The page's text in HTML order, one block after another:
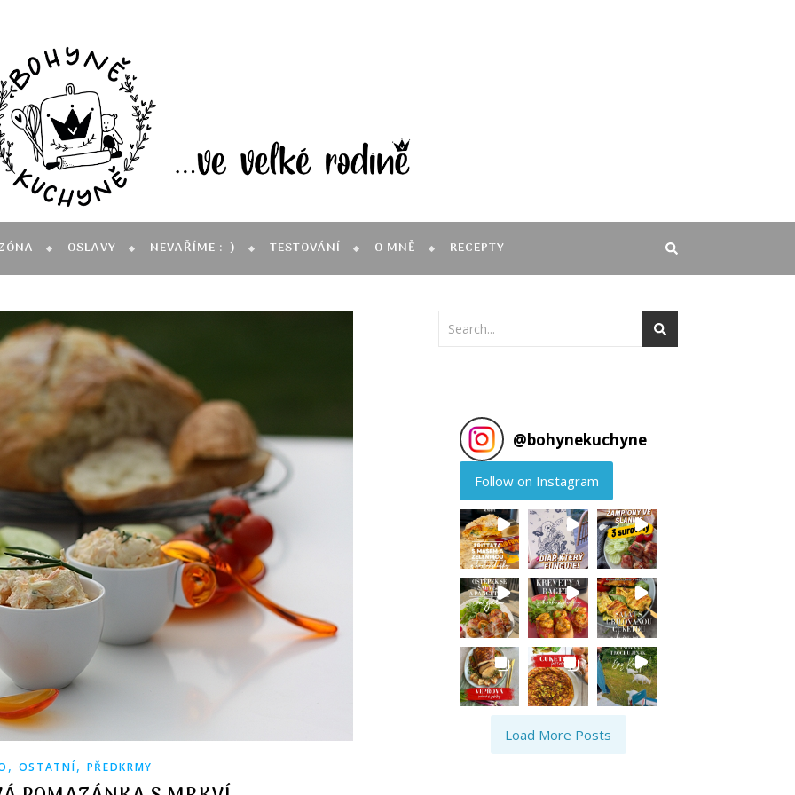
OSLAVY NEVAŘÍME :-) TESTOVÁNÍ O MNĚ RECEPTY
, OSTATNÍ, PŘEDKRMY
@bohynekuchyne
Follow on Instagram
Load More Posts